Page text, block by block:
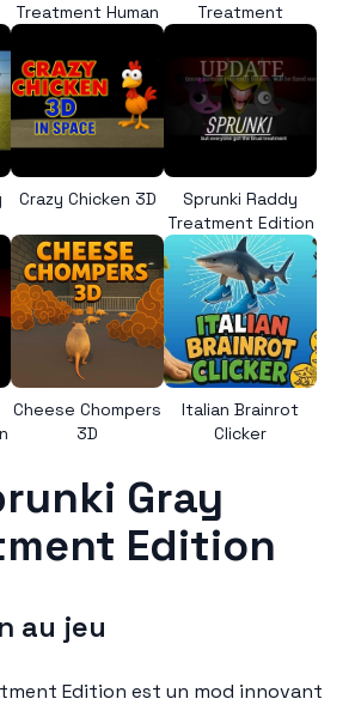
Treatment Human
Treatment
Crazy Chicken 3D
Sprunki Raddy
Treatment Edition
Cheese Chompers
3D
Italian Brainrot
Clicker
Gray
Edition
au jeu
Edition est un mod innovant